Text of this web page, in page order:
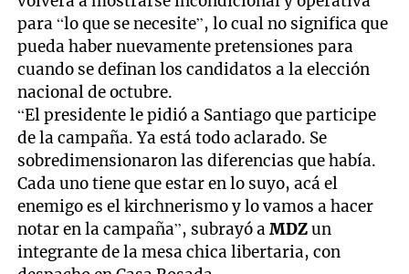
para “lo que se necesite”, lo cual no significa que
pueda haber nuevamente pretensiones para
cuando se definan los candidatos a la elección
nacional de octubre.
“El presidente le pidió a Santiago que participe
de la campaña. Ya está todo aclarado. Se
sobredimensionaron las diferencias que había.
Cada uno tiene que estar en lo suyo, acá el
enemigo es el kirchnerismo y lo vamos a hacer
notar en la campaña”, subrayó aMDZun
integrante de la mesa chica libertaria, con